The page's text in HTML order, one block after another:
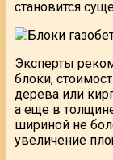
становится
Эксперты
блоки,
дерева или
а еще в
шириной не
увеличение